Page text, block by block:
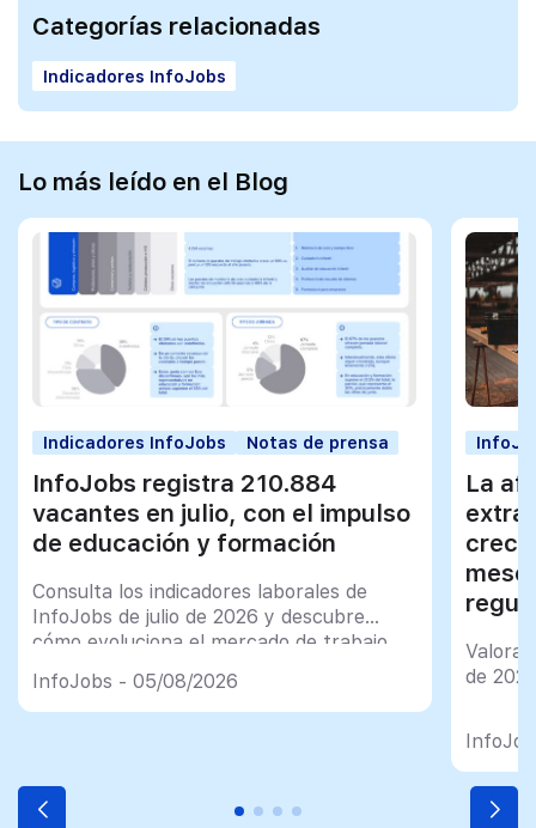
Categorías relacionadas
Indicadores InfoJobs
Lo más leído en el Blog
Indicadores InfoJobs Notas de prensa
InfoJobs registra 210.884
vacantes en julio, con el impulso
de educación y formación
Consulta los indicadores laborales de
InfoJobs de julio de 2026 y descubre
cómo evoluciona el mercado de trabajo
InfoJobs - 05/08/2026
La
de